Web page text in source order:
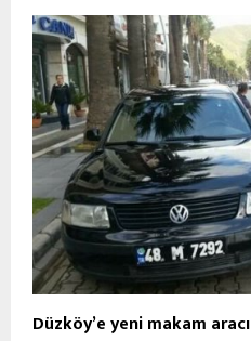
Düzköy’e yeni makam aracı